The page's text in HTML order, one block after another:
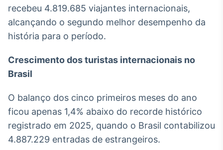
APIs para
integração de
conteúdos e
Broadcast
headlines de
notícias
Widgets
recebeu 4.819.685 viajantes internacionais,
alcançando o segundo melhor desempenho da
história para o período.
Crescimento dos turistas internacionais no
Brasil
O balanço dos cinco primeiros meses do ano
ficou apenas 1,4% abaixo do recorde histórico
registrado em 2025, quando o Brasil contabilizou
4.887.229 entradas de estrangeiros.